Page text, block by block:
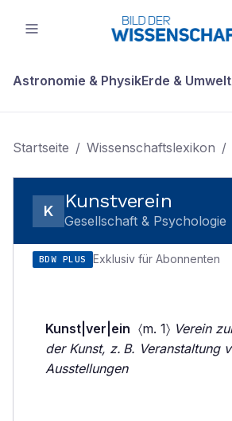
Astronomie & PhysikErde & Umwelt
Startseite / Wissenschaftslexikon /
K Kunstverein
Gesellschaft & Psychologie
BDW PLUS Exklusiv für Abonnenten
Kunst|ver|ein 〈m. 1〉 Verein
der Kunst, z. B. Veranstaltung
Ausstellungen